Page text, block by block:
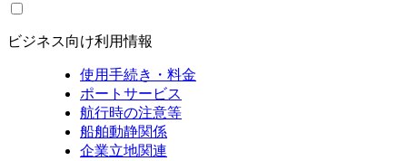
ビジネス向け利用情報
使用手続き・料金
ポートサービス
航行時の注意等
船舶動静関係
企業立地関連